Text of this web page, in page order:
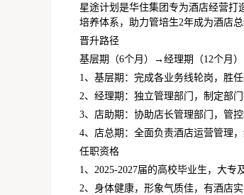
星途计划是华住集团专为酒店经营
培养体系，助力管培生2年成为酒店
晋升路径
基层期（6个月）→经理期（12个月
1、基层期：完成各业务线轮岗，胜
2、经理期：独立管理部门，制定部
3、店助期：协助店长管理部门，管
4、店总期：全面负责酒店运营管理
任职资格
1、2025-2027届的高校毕业生，大专
2、身体健康，形象气质佳，有酒店